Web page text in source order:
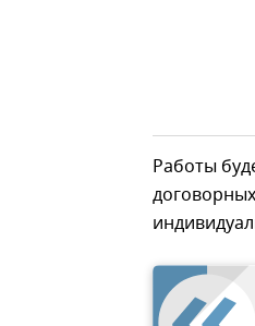
Работы